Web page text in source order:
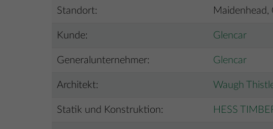
Standort:
Kunde: Glencar
Generalunternehmer: Glencar
Architekt: Waugh
Statik und Konstruktion: HESS